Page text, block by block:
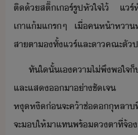
ติ​้​สติ๊เร์​รูป​หัใจ​ไ้​ ​แร์​
เา​แ้​แร​ๆ​ ​เื่​ค​ห้าหา​
สาตา​​ทั้​แร์​และ​า​คณะ​ตั
ทัใั้​เ​คาไ่พึพใจ​
และ​แส​า​่าชัเจ​
หุหิ​่​จะ​ค้า​ช่​ุหลา
จะ​ให้​า​แท​พร้​ตา​ที่​จ้